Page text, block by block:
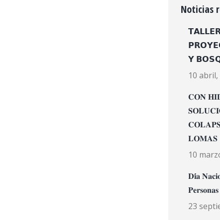
Noticias
𝗬
10 abril,
𝐂𝐎𝐍
𝐋𝐎𝐌𝐀𝐒
10
𝐃𝐢́𝐚
𝐏𝐞𝐫𝐬𝐨𝐧𝐚𝐬
23